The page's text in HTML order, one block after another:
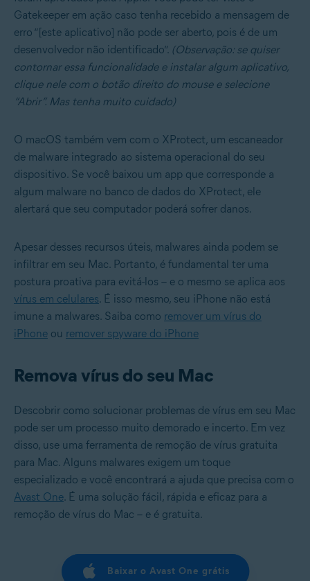
Gatekeeper em ação caso tenha recebido a mensagem de
erro “[este aplicativo] não pode ser aberto, pois é de um
desenvolvedor não identificado”. (Observação: se quiser
contornar essa funcionalidade e instalar algum aplicativo,
clique nele com o botão direito do mouse e selecione
“Abrir”. Mas tenha muito cuidado)
O macOS também vem com o XProtect, um escaneador
de malware integrado ao sistema operacional do seu
dispositivo. Se você baixou um app que corresponde a
algum malware no banco de dados do XProtect, ele
alertará que seu computador poderá sofrer danos.
Apesar desses recursos úteis, malwares ainda podem se
infiltrar em seu Mac. Portanto, é fundamental ter uma
postura proativa para evitá-los – e o mesmo se aplica aos
vírus em celulares. É isso mesmo, seu iPhone não está
imune a malwares. Saiba como remover um vírus do
iPhone ou remover spyware do iPhone
Remova vírus do seu Mac
Descobrir como solucionar problemas de vírus em seu Mac
pode ser um processo muito demorado e incerto. Em vez
disso, use uma ferramenta de remoção de vírus gratuita
para Mac. Alguns malwares exigem um toque
especializado e você encontrará a ajuda que precisa com o
Avast One. É uma solução fácil, rápida e eficaz para a
remoção de vírus do Mac – e é gratuita.
Baixar o Avast One grátis